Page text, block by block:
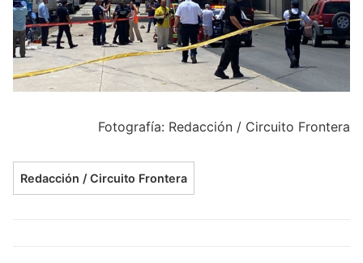
Fotografía: Redacción / Circuito Frontera
Redacción / Circuito Frontera